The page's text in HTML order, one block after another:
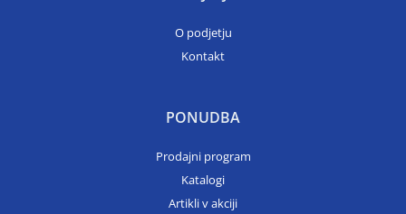
O podjetju
Kontakt
PONUDBA
Prodajni program
Katalogi
Artikli v akciji